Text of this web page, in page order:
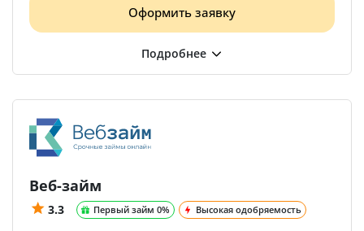
Оформить заявку
Веб-займ
3.3 Первый займ 0% Высокая одобряемость